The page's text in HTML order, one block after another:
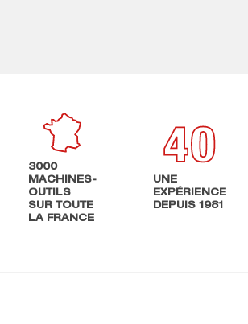
3000
MACHINES-
OUTILS
SUR TOUTE
LA FRANCE
UNE
EXPÉRIENCE
DEPUIS 1981